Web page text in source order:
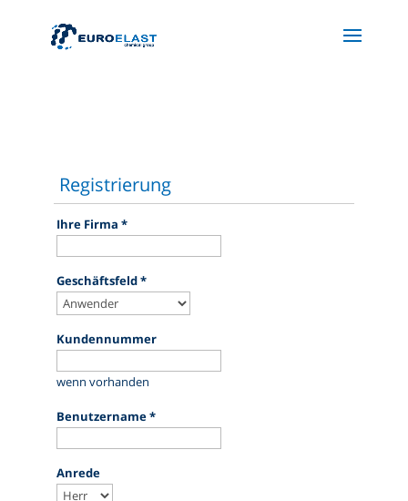
Registrierung
Ihre Firma*
Geschäftsfeld*
Kundennummer
wenn vorhanden
Benutzername*
Anrede